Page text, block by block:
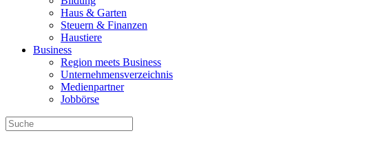
Haus & Garten
Steuern & Finanzen
Haustiere
Business
Region meets Business
Unternehmensverzeichnis
Medienpartner
Jobbörse